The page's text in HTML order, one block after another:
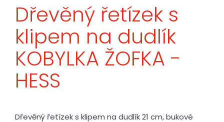
Dřevěný řetízek s
klipem na dudlík
KOBYLKA ŽOFKA -
HESS
Dřevěný řetízek s klipem na dudlík 21 cm, bukové